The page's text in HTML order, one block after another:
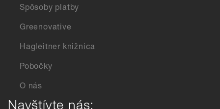
Spôsoby platby
Greenovative
Hagleitner knižnica
Pobočky
O nás